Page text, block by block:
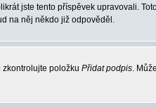
jste tento příspěvek upravovali.
na něj někdo již odpověděl.
zkontrolujte položku Přidat podpis.